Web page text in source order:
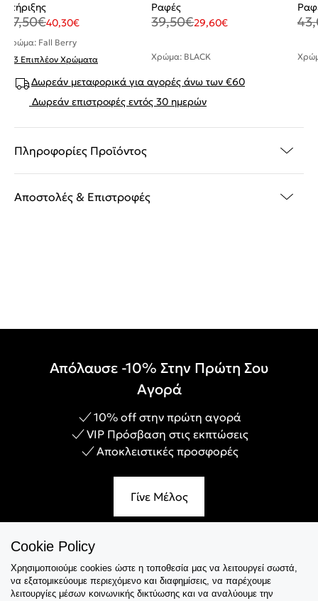
Στήριξης
47,50€40,30€
Χρώμα: Fall Berry
+ 3 Επιπλέον Χρώματα
Ραφές
39,50€29,60€
Χρώμα: BLACK
Δωρεάν μεταφορικά για αγορές άνω των €60
Δωρεάν επιστροφές εντός 30 ημερών
Πληροφορίες Προϊόντος
Αποστολές & Επιστροφές
Απόλαυσε -10% Στην Πρώτη Σου
Αγορά
10% off στην πρώτη αγορά
VIP Πρόσβαση στις εκπτώσεις
Αποκλειστικές προσφορές
Γίνε Μέλος
Εξυπηρέτηση
Cookie Policy
Χρησιμοποιούμε cookies ώστε η τοποθεσία μας να λειτουργεί σωστά,
να εξατομικεύουμε περιεχόμενο και διαφημίσεις, να παρέχουμε
λειτουργίες μέσων κοινωνικής δικτύωσης και να αναλύουμε την